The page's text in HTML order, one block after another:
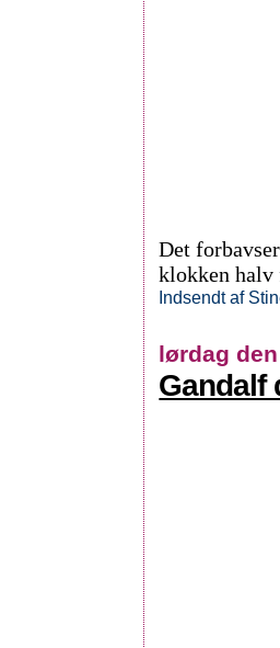
Det
klokken halv
Indsendt af
lørdag
Gandalf